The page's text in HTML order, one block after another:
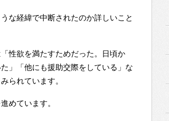
な経緯で中断されたのか詳しいこと
性欲を満たすためだった。日頃か
」「他にも援助交際をしている」な
られています。
めています。